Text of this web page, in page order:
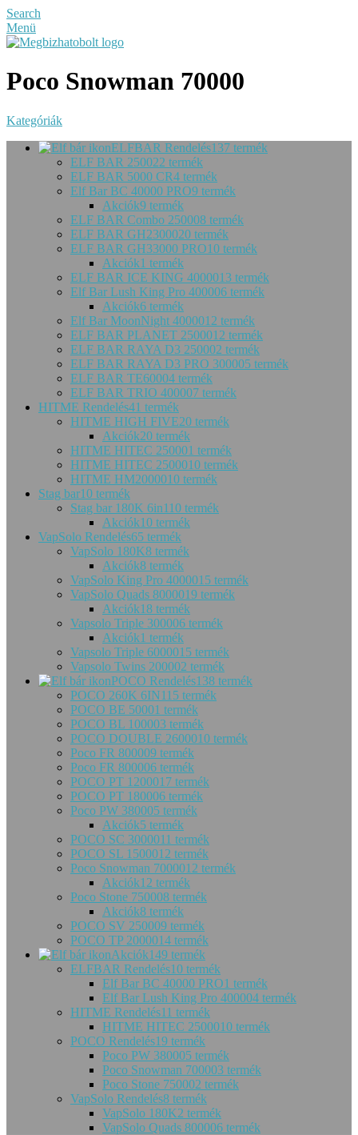
Search
Menü
Poco Snowman 70000
Kategóriák
ELFBAR Rendelés137 termék
ELF BAR 250022 termék
ELF BAR 5000 CR4 termék
Elf Bar BC 40000 PRO9 termék
Akciók9 termék
ELF BAR Combo 250008 termék
ELF BAR GH2300020 termék
ELF BAR GH33000 PRO10 termék
Akciók1 termék
ELF BAR ICE KING 4000013 termék
Elf Bar Lush King Pro 400006 termék
Akciók6 termék
Elf Bar MoonNight 4000012 termék
ELF BAR PLANET 2500012 termék
ELF BAR RAYA D3 250002 termék
ELF BAR RAYA D3 PRO 300005 termék
ELF BAR TE60004 termék
ELF BAR TRIO 400007 termék
HITME Rendelés41 termék
HITME HIGH FIVE20 termék
Akciók20 termék
HITME HITEC 250001 termék
HITME HITEC 2500010 termék
HITME HM2000010 termék
Stag bar10 termék
Stag bar 180K 6in110 termék
Akciók10 termék
VapSolo Rendelés65 termék
VapSolo 180K8 termék
Akciók8 termék
VapSolo King Pro 4000015 termék
VapSolo Quads 8000019 termék
Akciók18 termék
Vapsolo Triple 300006 termék
Akciók1 termék
Vapsolo Triple 6000015 termék
Vapsolo Twins 200002 termék
POCO Rendelés138 termék
POCO 260K 6IN115 termék
POCO BE 50001 termék
POCO BL 100003 termék
POCO DOUBLE 2600010 termék
Poco FR 800009 termék
Poco FR 800006 termék
POCO PT 1200017 termék
POCO PT 180006 termék
Poco PW 380005 termék
Akciók5 termék
POCO SC 3000011 termék
POCO SL 1500012 termék
Poco Snowman 7000012 termék
Akciók12 termék
Poco Stone 750008 termék
Akciók8 termék
POCO SV 250009 termék
POCO TP 2000014 termék
Akciók149 termék
ELFBAR Rendelés10 termék
Elf Bar BC 40000 PRO1 termék
Elf Bar Lush King Pro 400004 termék
HITME Rendelés11 termék
HITME HITEC 2500010 termék
POCO Rendelés19 termék
Poco PW 380005 termék
Poco Snowman 700003 termék
Poco Stone 750002 termék
VapSolo Rendelés8 termék
VapSolo 180K2 termék
VapSolo Quads 800006 termék